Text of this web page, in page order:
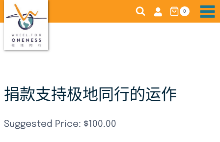
转
0
捐款支持极地同行的运作
Suggested Price: $100.00